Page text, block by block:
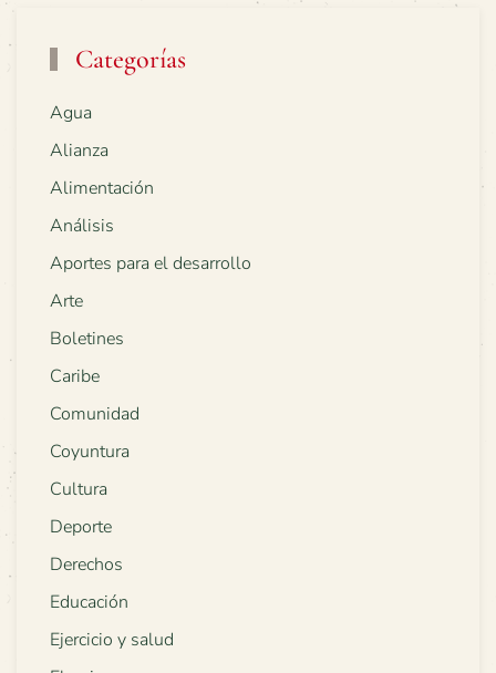
Categorías
Agua
Alianza
Alimentación
Análisis
Aportes para el desarrollo
Arte
Boletines
Caribe
Comunidad
Coyuntura
Cultura
Deporte
Derechos
Educación
Ejercicio y salud